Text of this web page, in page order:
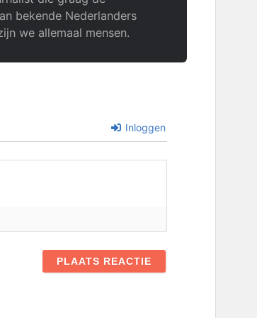
bekende Nederlanders
we allemaal mensen.
Inloggen